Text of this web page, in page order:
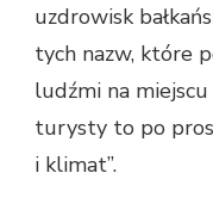
uzdrowisk
tych nazw, które
ludźmi na
turysty to po
i klimat”.